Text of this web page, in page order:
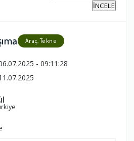
İNCELE
Araç, Tekne
- 09:11:28